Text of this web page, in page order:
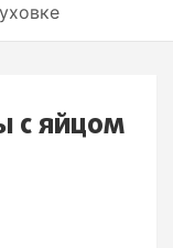
с яйцом